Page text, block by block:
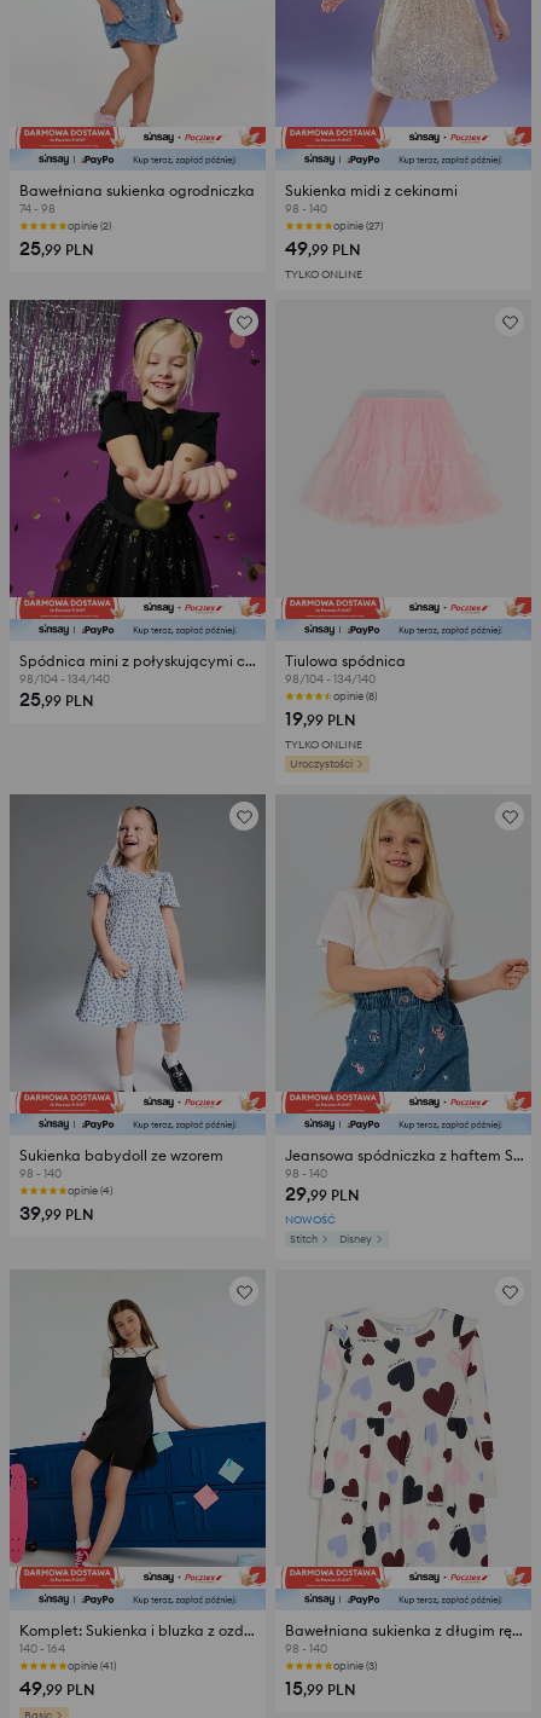
Bawełniana sukienka ogrodniczka
74 - 98
opinie (2)
25,99 PLN
Sukienka midi z cekinami
98 - 140
opinie (27)
49,99 PLN
TYLKO ONLINE
Spódnica mini z połyskującymi cekinami
98/104 - 134/140
25,99 PLN
Tiulowa spódnica
98/104 - 134/140
opinie (8)
19,99 PLN
TYLKO ONLINE
Uroczystości
Sukienka babydoll ze wzorem
98 - 140
opinie (4)
39,99 PLN
Jeansowa spódniczka z haftem Stitch
98 - 140
29,99 PLN
NOWOŚĆ
Stitch
Disney
Komplet: Sukienka i bluzka z ozdobnym kołnierzykiem
140 - 164
opinie (41)
49,99 PLN
Basic
Bawełniana sukienka z długim rękawem i motywem serc
98 - 140
opinie (3)
15,99 PLN